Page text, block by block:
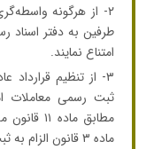
۲- از هرگونه
طرفین به دفتر اسناد
امتناع نمایند.
ثبت رسمی معاملات
ماده ۳ قانون الزام به ثبت رسمی معاملات اموال غیر منقول)